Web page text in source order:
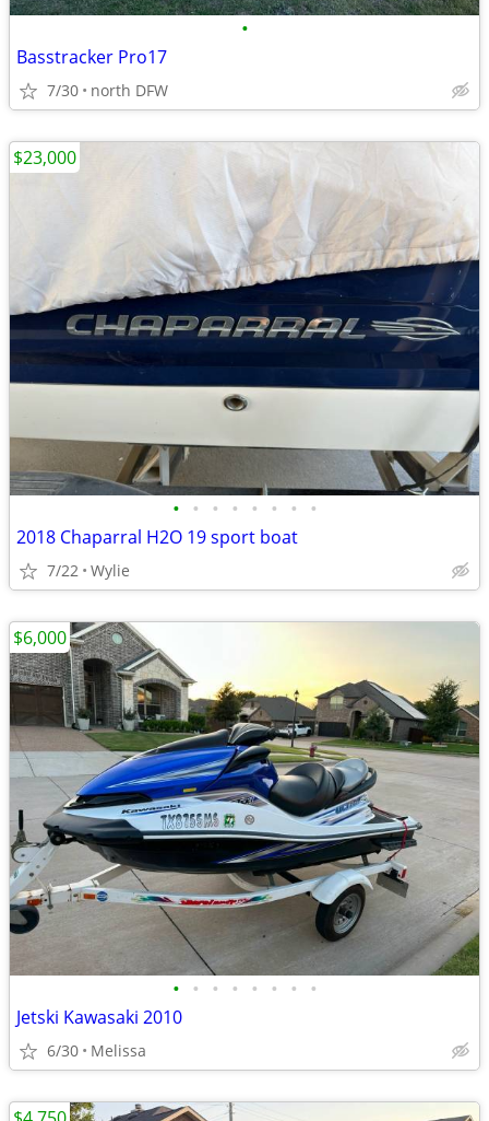
•
Basstracker Pro17
7/30 north DFW
• • • • • • • •
2018 Chaparral H2O 19 sport boat
7/22 Wylie
$23,000
• • • • • • • •
Jetski Kawasaki 2010
6/30 Melissa
$6,000